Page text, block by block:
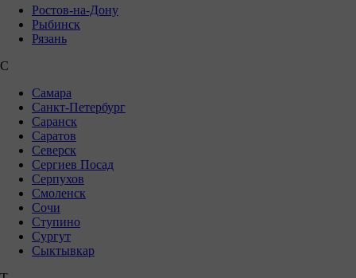
Ростов-на-Дону
Рыбинск
Рязань
С
Самара
Санкт-Петербург
Саранск
Саратов
Северск
Сергиев Посад
Серпухов
Смоленск
Сочи
Ступино
Сургут
Сыктывкар